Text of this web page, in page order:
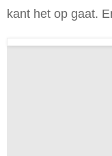
kant het op gaat.